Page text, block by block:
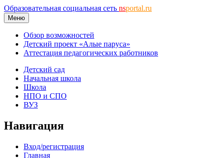
Образовательная социальная сеть nsportal.ru
Меню
Обзор возможностей
Детский проект «Алые паруса»
Аттестация педагогических работников
Детский сад
Начальная школа
Школа
НПО и СПО
ВУЗ
Навигация
Вход/регистрация
Главная